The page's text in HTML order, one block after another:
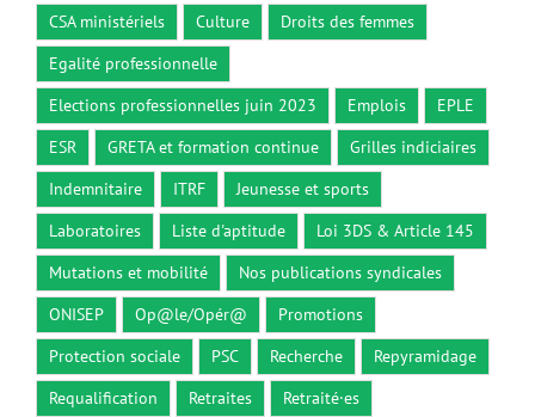
CSA ministériels
Culture
Droits des femmes
Egalité professionnelle
Elections professionnelles juin 2023
Emplois
EPLE
ESR
GRETA et formation continue
Grilles indiciaires
Indemnitaire
ITRF
Jeunesse et sports
Laboratoires
Liste d'aptitude
Loi 3DS & Article 145
Mutations et mobilité
Nos publications syndicales
ONISEP
Op@le/Opér@
Promotions
Protection sociale
PSC Recherche
Repyramidage
Requalification
Retraites
Retraité·es